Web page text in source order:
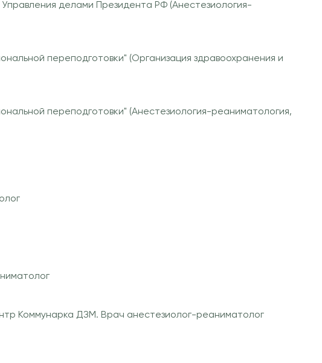
делами Президента РФ (Анестезиология-
переподготовки" (Организация здравоохранения и
переподготовки" (Анестезиология-реаниматология,
Коммунарка ДЗМ. Врач анестезиолог-реаниматолог